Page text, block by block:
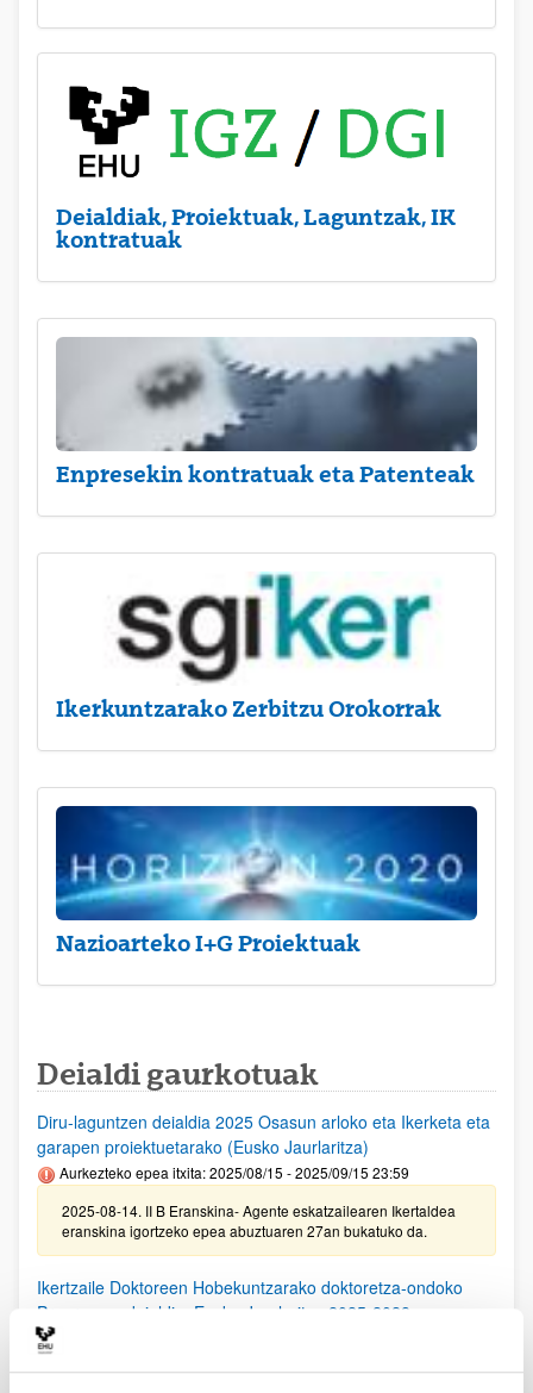
Deialdiak, Proiektuak, Laguntzak, IK
kontratuak
Enpresekin kontratuak eta Patenteak
Ikerkuntzarako Zerbitzu Orokorrak
Nazioarteko I+G Proiektuak
Deialdi gaurkotuak
Diru-laguntzen deialdia 2025 Osasun arloko eta Ikerketa eta
garapen proiektuetarako (Eusko Jaurlaritza)
Aurkezteko epea itxita: 2025/08/15 - 2025/09/15 23:59
2025-08-14. II B Eranskina- Agente eskatzailearen Ikertaldea
eranskina igortzeko epea abuztuaren 27an bukatuko da.
Ikertzaile Doktoreen Hobekuntzarako doktoretza-ondoko
Programen deialdia, Eusko Jaurlaritza 2025-2028
25/08/25. EHUko konpromiso agiria lortzeko epea 2025/09/10